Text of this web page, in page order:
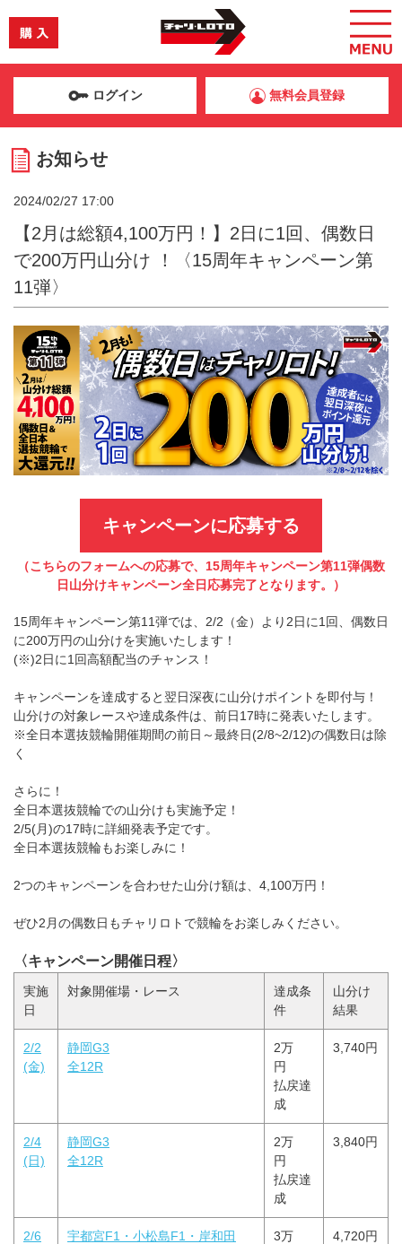
ログイン 無料会員登録
お知らせ
2024/02/27 17:00
【2月は総額4,100万円！】2日に1回、偶数日
で200万円山分け ！〈15周年キャンペーン第
11弾〉
キャンペーンに応募する
（こちらのフォームへの応募で、15周年キャンペーン第11弾偶数
日山分けキャンペーン全日応募完了となります。）
15周年キャンペーン第11弾では、2/2（金）より2日に1回、偶数日
に200万円の山分けを実施いたします！
(※)2日に1回高額配当のチャンス！
キャンペーンを達成すると翌日深夜に山分けポイントを即付与！
山分けの対象レースや達成条件は、前日17時に発表いたします。
※全日本選抜競輪開催期間の前日～最終日(2/8~2/12)の偶数日は除
く
さらに！
全日本選抜競輪での山分けも実施予定！
2/5(月)の17時に詳細発表予定です。
全日本選抜競輪もお楽しみに！
2つのキャンペーンを合わせた山分け額は、4,100万円！
ぜひ2月の偶数日もチャリロトで競輪をお楽しみください。
〈キャンペーン開催日程〉
実施
日
対象開催場・レース
達成条
件
山分け
結果
2/2
(金)
静岡G3
全12R
2万
円
払戻達
成
3,740円
2/4
(日)
静岡G3
全12R
2万
円
払戻達
成
3,840円
2/6
宇都宮F1・小松島F1・岸和田
3万
4,720円